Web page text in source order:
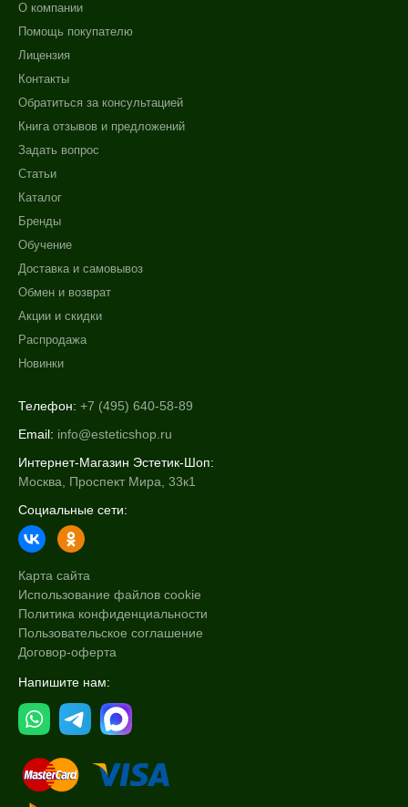
О компании
Помощь покупателю
Лицензия
Контакты
Обратиться за консультацией
Книга отзывов и предложений
Задать вопрос
Статьи
Каталог
Бренды
Обучение
Доставка и самовывоз
Обмен и возврат
Акции и скидки
Распродажа
Новинки
Телефон: +7 (495) 640-58-89
Email: info@esteticshop.ru
Интернет-Магазин Эстетик-Шоп:
Москва, Проспект Мира, 33к1
Социальные сети:
Карта сайта
Использование файлов cookie
Политика конфиденциальности
Пользовательское соглашение
Договор-оферта
Напишите нам: